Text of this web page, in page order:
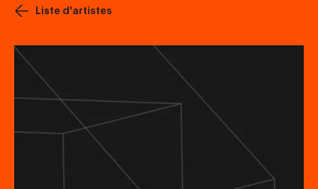
Liste d'artistes